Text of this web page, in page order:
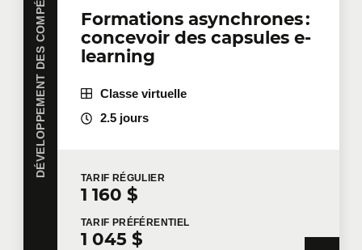
DÉVELOPPEMENT DES COMPÉTENCES
Formations asynchrones :
concevoir des capsules e-
learning
Classe virtuelle
2.5 jours
TARIF RÉGULIER
1 160 $
TARIF PRÉFÉRENTIEL
1 045 $